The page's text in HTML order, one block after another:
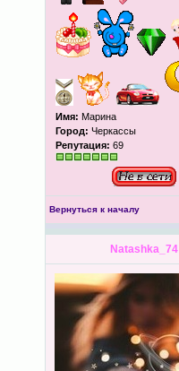
Имя: Марина
Город: Черкассы
Репутация: 69
Вернуться к началу
Natashka_74